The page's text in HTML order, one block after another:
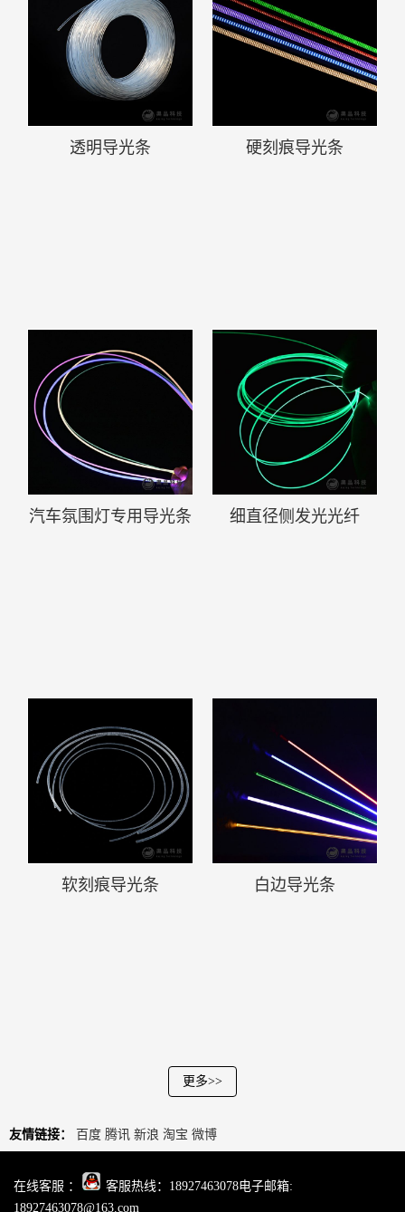
透明导光条 硬刻痕导光条
汽车氛围灯专用导光条 细直径侧发光光纤
软刻痕导光条 白边导光条
更多>>
友情链接： 百度 腾讯 新浪 淘宝 微博
在线客服 ：
客服热线：18927463078电子邮箱:
18927463078@163.com